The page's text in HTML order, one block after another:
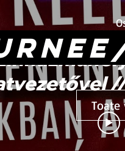
Toate